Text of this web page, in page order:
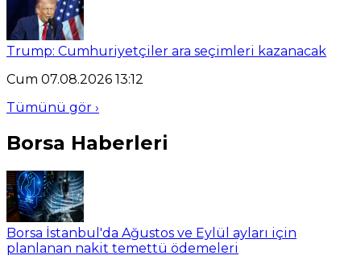
Trump: Cumhuriyetçiler ara seçimleri kazanacak
Cum 07.08.2026 13:12
Tümünü gör ›
Borsa Haberleri
Borsa İstanbul'da Ağustos ve Eylül ayları için
planlanan nakit temettü ödemeleri